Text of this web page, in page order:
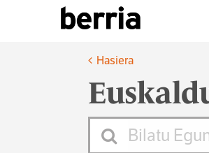
Hasiera